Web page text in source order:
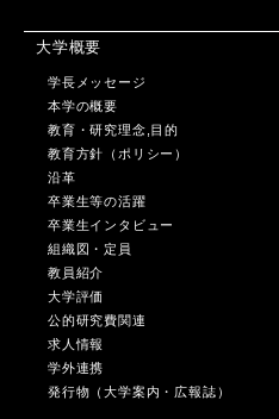
大学概要
学長メッセージ
本学の概要
教育・研究理念,目的
教育方針（ポリシー）
沿革
卒業生等の活躍
卒業生インタビュー
組織図・定員
教員紹介
大学評価
公的研究費関連
求人情報
学外連携
発行物（大学案内・広報誌）